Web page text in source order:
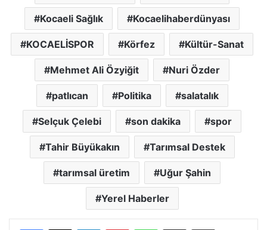
Kocaeli Sağlık Kocaelihaberdünyası
KOCAELİSPOR Körfez Kültür-Sanat
Mehmet Ali Özyiğit Nuri Özder
patlıcan Politika salatalık
Selçuk Çelebi son dakika spor
Tahir Büyükakın Tarımsal Destek
tarımsal üretim Uğur Şahin
Yerel Haberler